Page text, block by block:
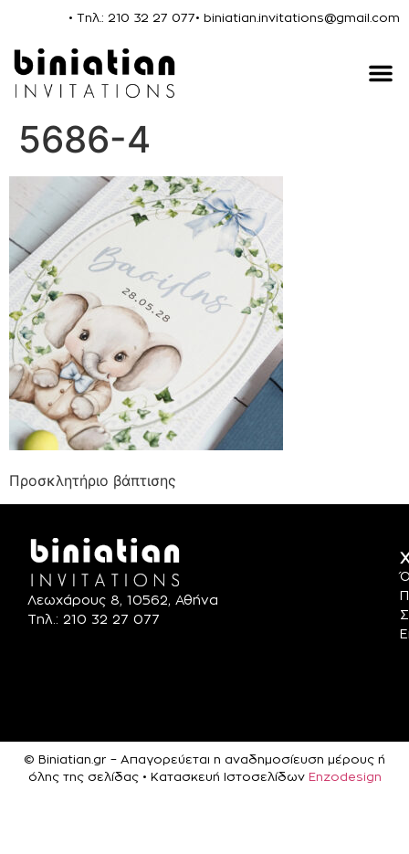
• Τηλ.: 210 32 27 077• biniatian.invitations@gmail.com
5686-4
Προσκλητήριο βάπτισης
Λεωχάρους 8, 10562, Αθήνα
Τηλ.: 210 32 27 077
© Biniatian.gr – Απαγορεύεται η αναδημοσίευση μέρους ή
όλης της σελίδας • Κατασκευή Ιστοσελίδων Enzodesign